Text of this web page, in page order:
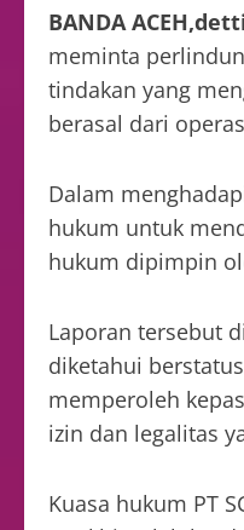
BANDA
meminta
tindakan yang
berasal dari
Dalam
hukum untuk
hukum dipimpin
Laporan tersebut
diketahui
memperoleh
izin dan legalitas
Kuasa hukum PT